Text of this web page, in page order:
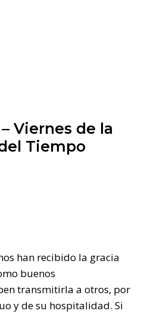
Viernes de la
Tiempo
han recibido la gracia
buenos
transmitirla a otros, por
y de su hospitalidad. Si